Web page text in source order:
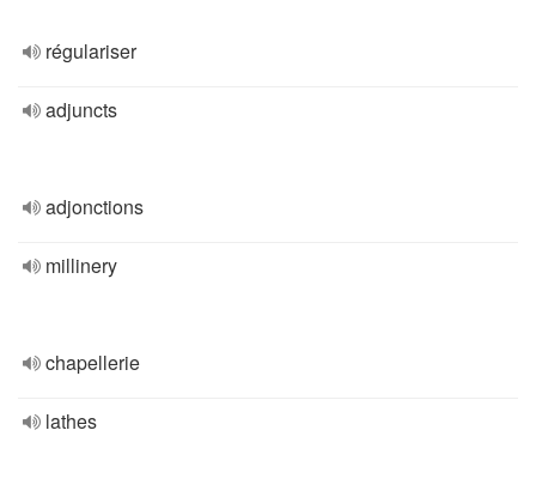
régulariser
adjuncts
adjonctions
millinery
chapellerie
lathes